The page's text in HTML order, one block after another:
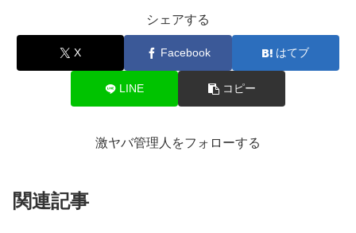
シェアする
X Facebook はてブ
LINE コピー
激ヤバ管理人をフォローする
関連記事